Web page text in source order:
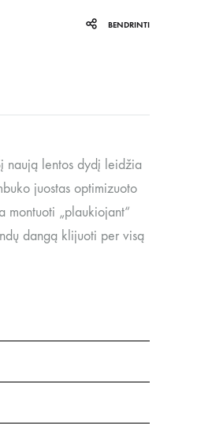
BENDRINTI
naują lentos dydį leidžia
juostas optimizuoto
montuoti „plaukiojant“
dangą klijuoti per visą